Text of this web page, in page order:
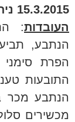
15.3.2015 ניתן פסק הדין בתיק.
העובדות:
הנתבע,
הפרת
התובעות
הנתבע מכר
מכשירים